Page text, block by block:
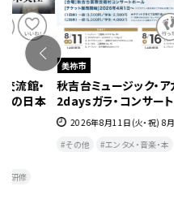
美祢市
【要申込】秋吉台でペルセウス座
流星群を観察しよう
2026年8月13日（木）
自然・生き物
体験